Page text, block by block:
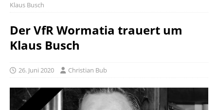
Klaus Busch
Der VfR Wormatia trauert um
Klaus Busch
26. Juni 2020 Christian Bub